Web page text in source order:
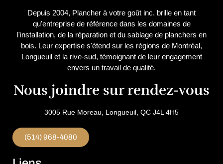
Depuis 2004, Plancher à votre goût inc. brille en tant
qu'entreprise de référence dans les domaines de
l'installation, de la réparation et du sablage de planchers en
bois. Leur expertise s'étend sur les régions de Montréal,
Longueuil et la rive-sud, témoignant de leur engagement
envers un travail de qualité.
Nous joindre sur rendez-vous
3005 Rue Moreau, Longueuil, QC J4L 4H5
(514) 968-4080